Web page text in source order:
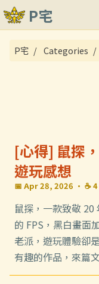
P宅
關於
P宅 Categories
[心得] 鼠探
遊玩感想
📅 Apr 28, 2026 · ☕
鼠探，一款致敬
的 FPS，黑白畫面
老派，遊玩體驗卻
有趣的作品，來篇